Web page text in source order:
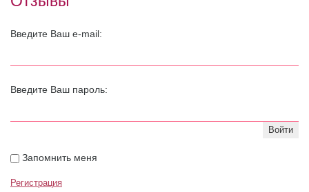
Введите Ваш e-mail:
Введите Ваш пароль:
Войти
Запомнить меня
Регистрация